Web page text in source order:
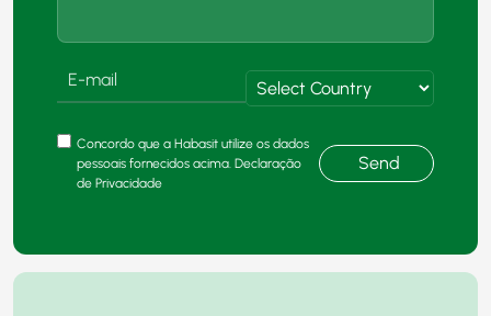
Concordo que a Habasit utilize os dados
pessoais fornecidos acima. Declaração
de Privacidade
Send